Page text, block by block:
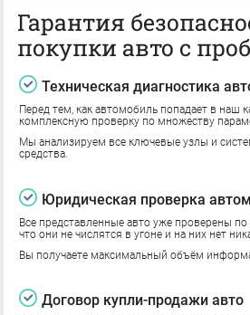
Гарантия
покупки авто с
Техническая диагностика
Перед тем, как автомобиль попадает в наш
комплексную проверку по множеству
Мы анализируем все ключевые узлы и
средства.
Юридическая проверка
Все представленные авто уже проверены
что они не числятся в угоне и на них нет
Вы получаете максимальный объём
Договор купли-продажи авто